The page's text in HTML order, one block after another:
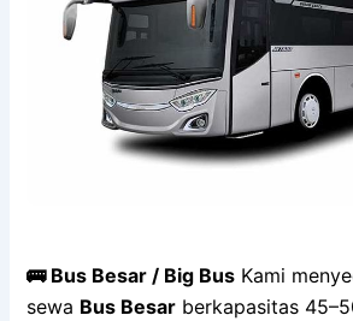
🚌 Bus Besar / Big Bus Kami
sewa Bus Besar berkapasitas